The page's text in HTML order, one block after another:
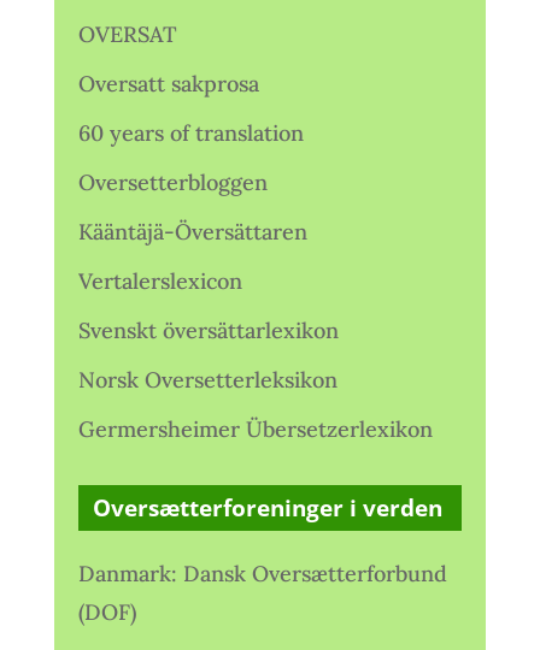
OVERSAT
Oversatt sakprosa
60 years of translation
Oversetterbloggen
Kääntäjä-Översättaren
Vertalerslexicon
Svenskt översättarlexikon
Norsk Oversetterleksikon
Germersheimer Übersetzerlexikon
Oversætterforeninger i verden
Danmark: Dansk Oversætterforbund
(DOF)